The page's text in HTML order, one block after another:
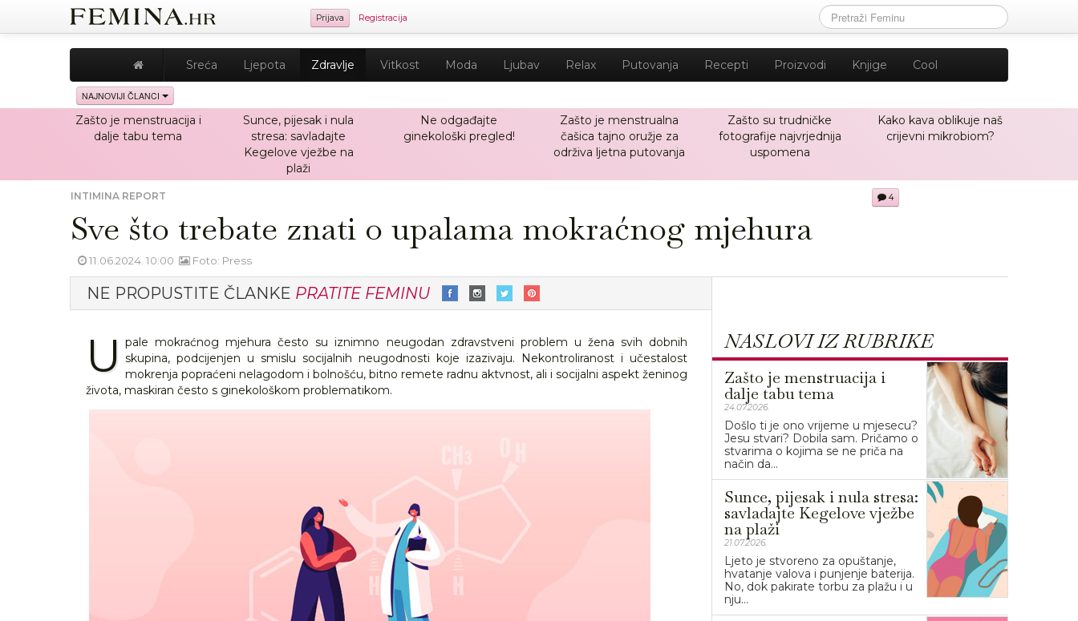
Prijava Registracija
Sreća Ljepota Zdravlje Vitkost Moda Ljubav Relax Putovanja Recepti Proizvodi Knjige Cool
NAJNOVIJI ČLANCI
Zašto je menstruacija i
dalje tabu tema
Sunce, pijesak i nula
stresa: savladajte
Kegelove vježbe na
plaži
Ne odgađajte
ginekološki pregled!
Zašto je menstrualna
čašica tajno oružje za
održiva ljetna putovanja
Zašto su trudničke
fotografije najvrjednija
uspomena
Kako kava oblikuje naš
crijevni mikrobiom?
INTIMINA REPORT
Sve što trebate znati o upalama mokraćnog mjehura
4
11.06.2024. 10:00 Foto: Press
NE PROPUSTITE ČLANKE PRATITE FEMINU
U pale mokraćnog mjehura često su iznimno neugodan zdravstveni problem u žena svih dobnih
skupina, podcijenjen u smislu socijalnih neugodnosti koje izazivaju. Nekontroliranost i učestalost
mokrenja popraćeni nelagodom i bolnošću, bitno remete radnu aktvnost, ali i socijalni aspekt ženinog
života, maskiran često s ginekološkom problematikom.
NASLOVI IZ RUBRIKE
Zašto je menstruacija i
dalje tabu tema
24.07.2026.
Došlo ti je ono vrijeme u mjesecu?
Jesu stvari? Dobila sam. Pričamo o
stvarima o kojima se ne priča na
način da...
Sunce, pijesak i nula stresa:
savladajte Kegelove vježbe
na plaži
21.07.2026.
Ljeto je stvoreno za opuštanje,
hvatanje valova i punjenje baterija.
No, dok pakirate torbu za plažu i u
nju...